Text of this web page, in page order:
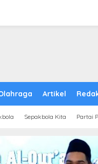
Artikel
Sepakbola Kita Partai